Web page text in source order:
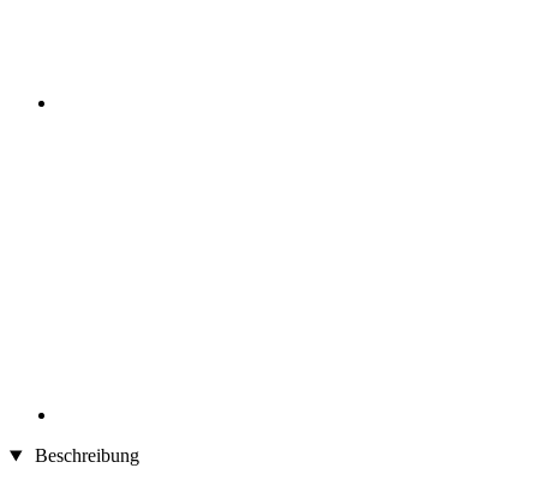
Beschreibung